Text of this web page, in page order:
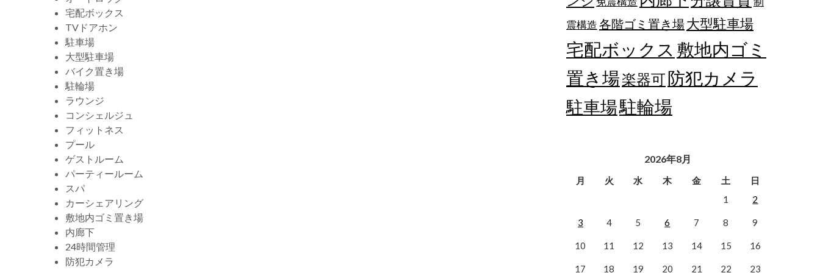
宅配ボックス
TVドアホン
駐車場
大型駐車場
バイク置き場
駐輪場
ラウンジ
コンシェルジュ
フィットネス
プール
ゲストルーム
パーティールーム
スパ
カーシェアリング
敷地内ゴミ置き場
内廊下
24時間管理
防犯カメラ
震構造各階ゴミ置き場大型駐車場
宅配ボックス 敷地内ゴミ
置き場楽器可防犯カメラ
駐車場駐輪場
2026年8月
月 火 水 木 金 土
日
1
2
3 4 5 6 7 8 9
10 11 12 13 14 15 16
17 18 19 20 21 22 23